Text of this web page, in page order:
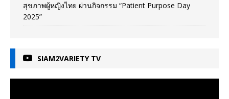
สุขภาพผู้หญิงไทย ผ่านกิจกรรม “Patient Purpose Day
2025”
SIAM2VARIETY TV